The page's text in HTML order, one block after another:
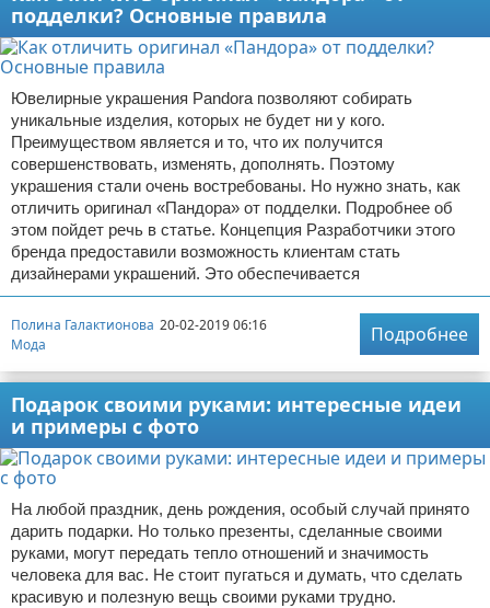
подделки? Основные правила
Ювелирные украшения Pandora позволяют собирать
уникальные изделия, которых не будет ни у кого.
Преимуществом является и то, что их получится
совершенствовать, изменять, дополнять. Поэтому
украшения стали очень востребованы. Но нужно знать, как
отличить оригинал «Пандора» от подделки. Подробнее об
этом пойдет речь в статье. Концепция Разработчики этого
бренда предоставили возможность клиентам стать
дизайнерами украшений. Это обеспечивается
Полина Галактионова 20-02-2019 06:16
Мода
Подробнее
Подарок своими руками: интересные идеи
и примеры с фото
На любой праздник, день рождения, особый случай принято
дарить подарки. Но только презенты, сделанные своими
руками, могут передать тепло отношений и значимость
человека для вас. Не стоит пугаться и думать, что сделать
красивую и полезную вещь своими руками трудно.